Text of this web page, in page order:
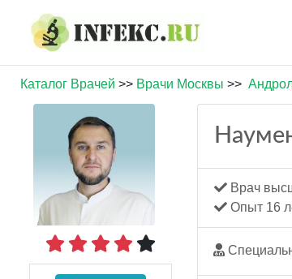
Каталог Врачей >> Врачи Москвы >>
Врач
Опыт 16